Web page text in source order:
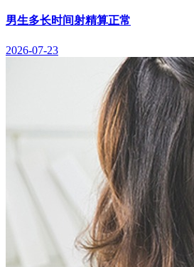
男生多长时间射精算正常
2026-07-23